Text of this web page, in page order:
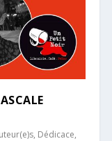
, Dédicace,